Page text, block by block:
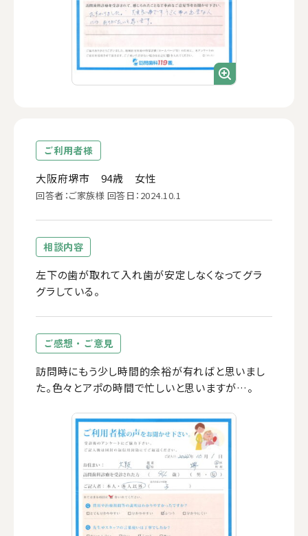
ご利用者様
大阪府堺市 94歳 女性
回答者：ご家族様 回答日：2024.10.1
相談内容
左下の歯が取れて入れ歯が安定しなくなってグラ
グラしている。
ご感想・ご意見
訪問時にもう少し時間的余裕が有ればと思いまし
た。色々とアポの時間で忙しいと思いますが…。